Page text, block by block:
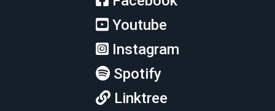
Youtube
Instagram
Spotify
Linktree